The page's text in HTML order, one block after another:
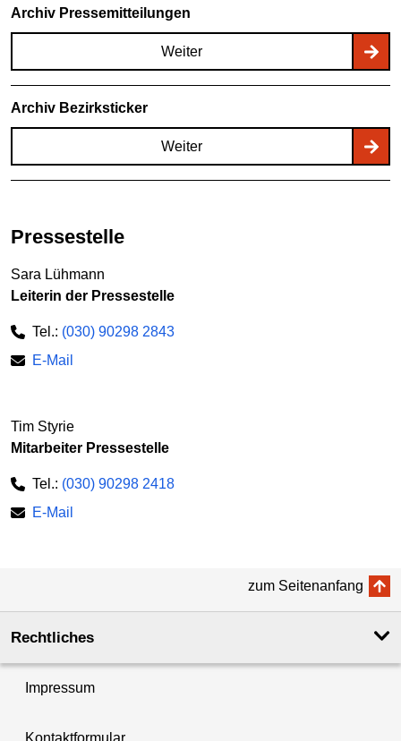
Archiv Pressemitteilungen
Weiter
Archiv Bezirksticker
Weiter
Pressestelle
Sara Lühmann
Leiterin der Pressestelle
Tel.: (030) 90298 2843
E-Mail
Tim Styrie
Mitarbeiter Pressestelle
Tel.: (030) 90298 2418
E-Mail
zum Seitenanfang
Rechtliches
Impressum
Kontaktformular